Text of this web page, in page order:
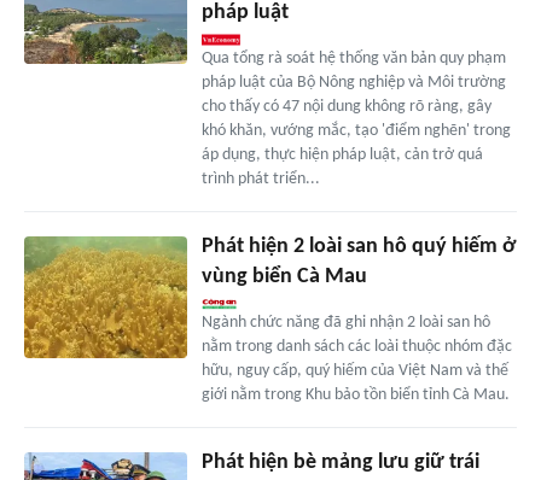
pháp luật
Qua tổng rà soát hệ thống văn bản quy phạm
pháp luật của Bộ Nông nghiệp và Môi trường
cho thấy có 47 nội dung không rõ ràng, gây
khó khăn, vướng mắc, tạo 'điểm nghẽn' trong
áp dụng, thực hiện pháp luật, cản trở quá
trình phát triển...
Phát hiện 2 loài san hô quý hiếm ở
vùng biển Cà Mau
Ngành chức năng đã ghi nhận 2 loài san hô
nằm trong danh sách các loài thuộc nhóm đặc
hữu, nguy cấp, quý hiếm của Việt Nam và thế
giới nằm trong Khu bảo tồn biển tỉnh Cà Mau.
Phát hiện bè mảng lưu giữ trái